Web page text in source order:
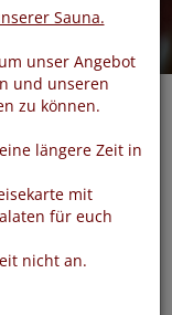
Formular
Sauna.
unser Angebot
und unseren
zu können.
längere Zeit in
mit
für euch
nicht an.